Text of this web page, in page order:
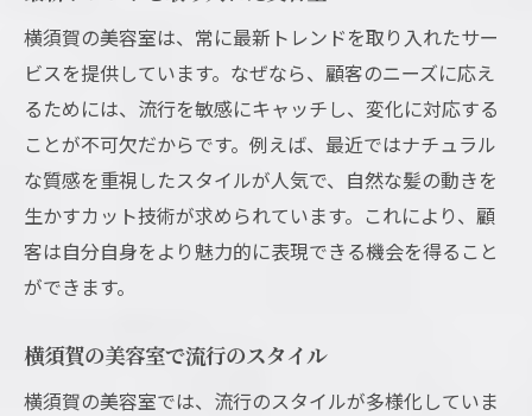
る
美容室の特別キャンペーン情報
プレスリリースで分かる美容室の動向
美容室のプレスリリースで得るヒント
久里浜台の美容室サービスを探る
久里浜台での美容室サービスの魅力
美容室のユニークなサービス紹介
個性を引き出す美容室のサービス
美容室のサービスで変わる美しさ
横須賀の美容室は、常に最新トレンドを取り入れたサー
ビスを提供しています。なぜなら、顧客のニーズに応え
るためには、流行を敏感にキャッチし、変化に対応する
ことが不可欠だからです。例えば、最近ではナチュラル
な質感を重視したスタイルが人気で、自然な髪の動きを
生かすカット技術が求められています。これにより、顧
客は自分自身をより魅力的に表現できる機会を得ること
ができます。
横須賀の美容室で流行のスタイル
横須賀の美容室では、流行のスタイルが多様化していま